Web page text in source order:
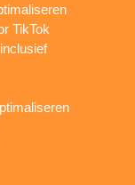
TikTok